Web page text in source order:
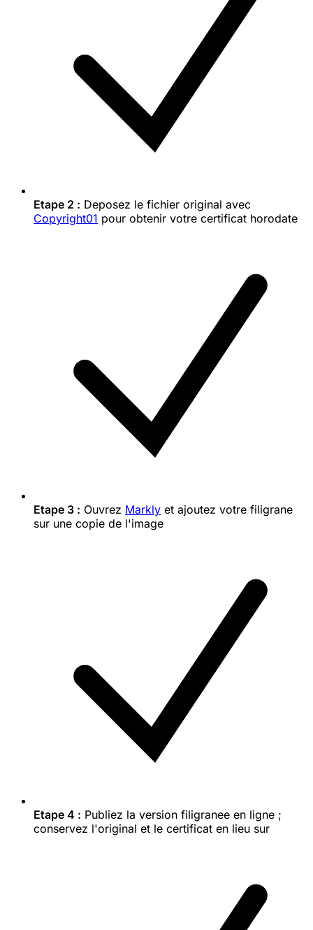
Etape 2 : Deposez le fichier original avec
Copyright01 pour obtenir votre certificat horodate
Etape 3 : Ouvrez Markly et ajoutez votre filigrane
sur une copie de l'image
Etape 4 : Publiez la version filigranee en ligne ;
conservez l'original et le certificat en lieu sur